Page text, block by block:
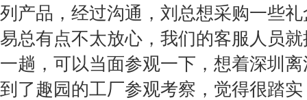
列产品，经过沟通，刘总想采购一些
易总有点不太放心，我们的客服人员
一趟，可以当面参观一下，想着深圳
到了趣园的工厂参观考察，觉得很踏